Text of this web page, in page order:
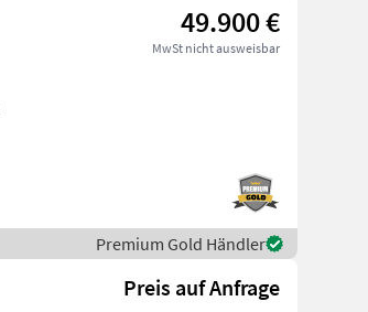
49.900 €
MwSt nicht ausweisbar
Premium Gold Händler
Preis auf Anfrage